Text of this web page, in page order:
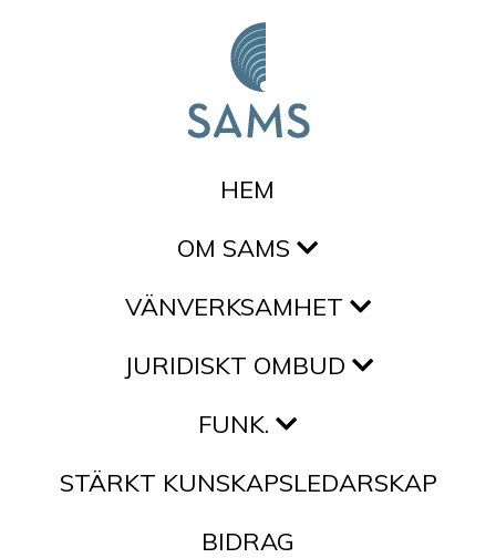
HEM
OM SAMS
VÄNVERKSAMHET
JURIDISKT OMBUD
FUNK.
STÄRKT KUNSKAPSLEDARSKAP
BIDRAG